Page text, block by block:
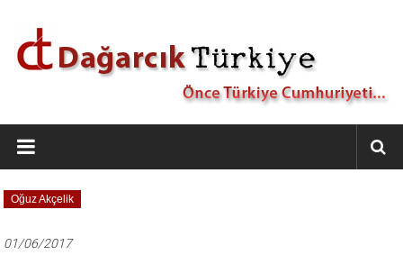
Dağarcık
Türkiye
Önce
Türkiye
Oğuz Akçelik
01/06/2017